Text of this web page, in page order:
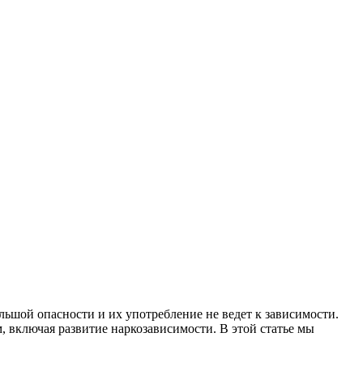
опасности и их употребление не ведет к зависимости.
развитие наркозависимости. В этой статье мы